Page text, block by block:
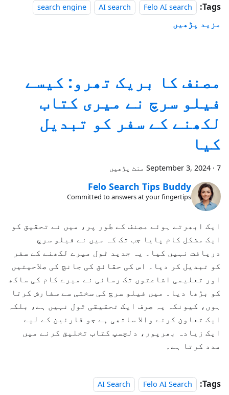
Tags:
Felo AI search
AI search
search engine
مزید پڑھیں
مصنف کا بریک تھرو: کیسے
فیلو سرچ نے میری کتاب
لکھنے کے سفر کو تبدیل
کیا
September 3, 2024 · 7 منٹ پڑھیں
Felo Search Tips Buddy
Committed to answers at your fingertips
ایک ابھرتے ہوئے مصنف کے طور پر، میں نے تحقیق کو
ایک مشکل کام پایا جب تک کہ میں نے فیلو سرچ
دریافت نہیں کیا۔ یہ جدید ٹول میرے لکھنے کے سفر
کو تبدیل کر دیا۔ اس کی حقائق کی جانچ کی صلاحیتیں
اور تعلیمی اشاعتوں تک رسائی نے میرے کام کی ساکھ
کو بڑھا دیا۔ میں فیلو سرچ کی سختی سے سفارش کرتا
ہوں، کیونکہ یہ صرف ایک تحقیقی ٹول نہیں ہے، بلکہ
ایک تعاون کرنے والا ساتھی ہے جو قارئین کے لیے
ایک زیادہ بھرپور، دلچسپ کتاب تخلیق کرنے میں
مدد کرتا ہے۔
Tags:
Felo AI Search
AI Search